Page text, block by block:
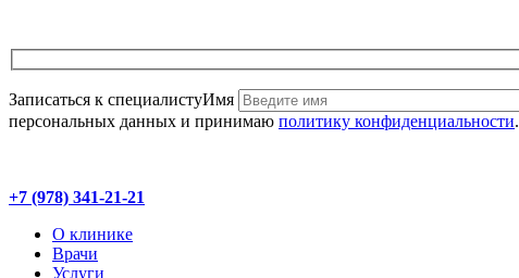
Записаться к специалистуИмя
персональных данных и принимаю политику конфиденциальности.
+7 (978) 341-21-21
О клинике
Врачи
Услуги